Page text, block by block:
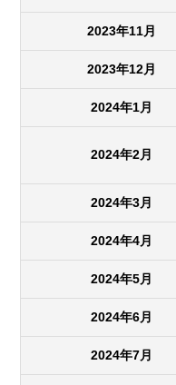
2023年11月
2023年12月
2024年1月
2024年2月
2024年3月
2024年4月
2024年5月
2024年6月
2024年7月